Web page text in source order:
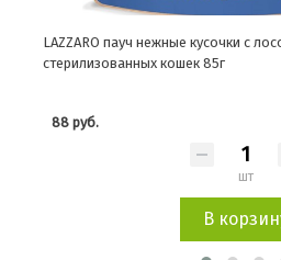
LAZZARO пауч нежные кусочки с
стерилизованных кошек 85г
88 руб.
шт
В